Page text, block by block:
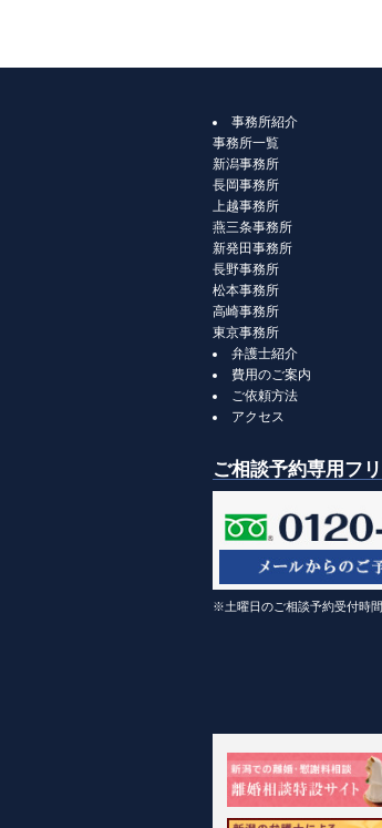
事務所紹介
事務所一覧
新潟事務所
長岡事務所
上越事務所
燕三条事務所
新発田事務所
長野事務所
松本事務所
高崎事務所
東京事務所
弁護士紹介
費用のご案内
ご依頼方法
アクセス
ご相談予約専用フ
※土曜日のご相談予約受付時